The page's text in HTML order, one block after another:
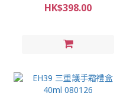
HK$398.00